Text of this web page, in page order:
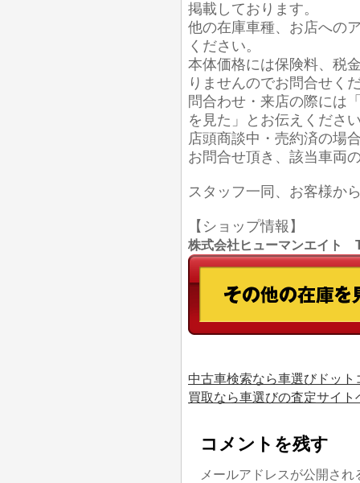
掲載しております。
他の在庫車種、お店への
ください。
本体価格には保険料、税
りませんのでお問合せく
問合わせ・来店の際には
を見た」とお伝えくださ
店頭商談中・売約済の場
お問合せ頂き、該当車両
スタッフ一同、お客様か
【ショップ情報】
株式会社ヒューマンエイト
中古車検索なら車選びドット
買取なら車選びの査定サイト
コメントを残す
メールアドレスが公開さ